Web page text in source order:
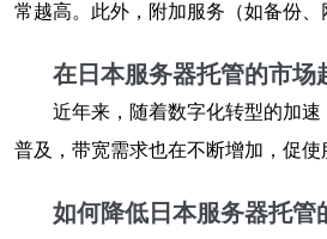
常越高。此外，附加服务（如备份
在日本服务器托管的市场
近年来，随着数字化转型的加
普及，带宽需求也在不断增加，促
如何降低日本服务器托管